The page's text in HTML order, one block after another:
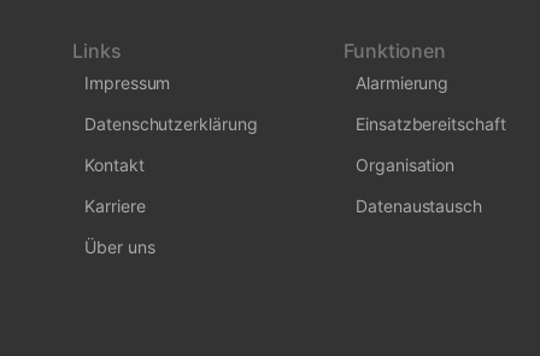
Links
Impressum
Datenschutzerklärung
Kontakt
Karriere
Über uns
Funktionen
Alarmierung
Einsatzbereitschaft
Organisation
Datenaustausch